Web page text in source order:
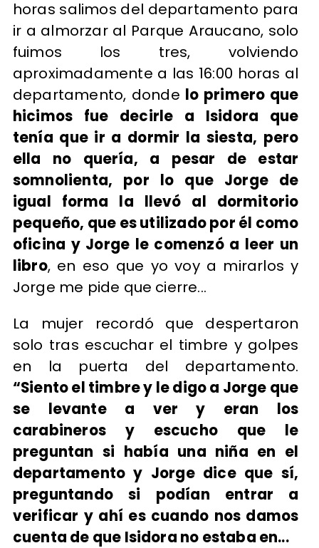
horas salimos del departamento para
ir a almorzar al Parque Araucano, solo
fuimos los tres, volviendo
aproximadamente a las 16:00 horas al
departamento, donde lo primero que
hicimos fue decirle a Isidora que
tenía que ir a dormir la siesta, pero
ella no quería, a pesar de estar
somnolienta, por lo que Jorge de
igual forma la llevó al dormitorio
pequeño, que es utilizado por él como
oficina y Jorge le comenzó a leer un
libro, en eso que yo voy a mirarlos y
Jorge me pide que cierre...
La mujer recordó que despertaron
solo tras escuchar el timbre y golpes
en la puerta del departamento.
“Siento el timbre y le digo a Jorge que
se levante a ver y eran los
carabineros y escucho que le
preguntan si había una niña en el
departamento y Jorge dice que sí,
preguntando si podían entrar a
verificar y ahí es cuando nos damos
cuenta de que Isidora no estaba en...